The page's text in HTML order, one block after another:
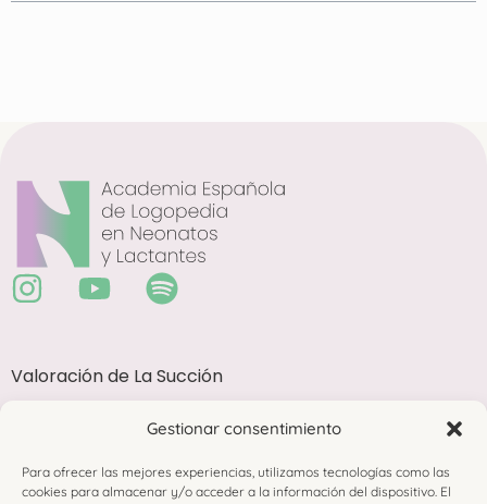
Gestionar consentimiento
Para ofrecer las mejores experiencias, utilizamos tecnologías como las
cookies para almacenar y/o acceder a la información del dispositivo. El
Valoración de La Succión
Complementaria
Membresía